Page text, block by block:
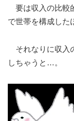
要は収入の比較
で世帯を構成した
それなりに収入
しちゃうと…。